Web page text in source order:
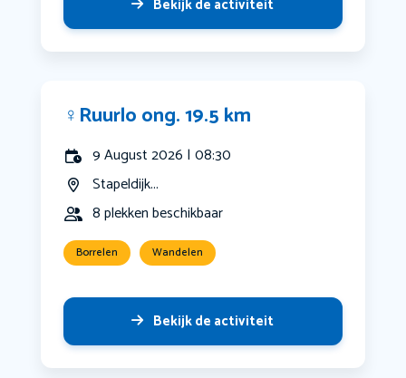
Bekijk de activiteit
‍♀️Ruurlo ong. 19.5 km
9 August 2026 | 08:30
Stapeldijk...
8 plekken beschikbaar
Borrelen Wandelen
Bekijk de activiteit